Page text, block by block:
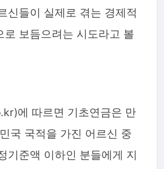
신들이 실제로 겪는 경제적
로 보듬으려는 시도라고 볼
에 따르면 기초연금은 만
국 국적을 가진 어르신 중
기준액 이하인 분들에게 지